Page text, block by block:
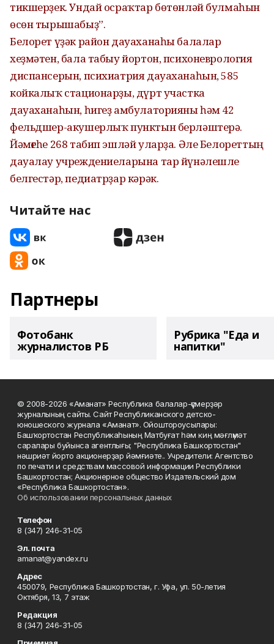
тикшерҙек. Ундай осраҡтар бөтөнләй булмаһын
өсөн тырышабыҙ”.
Белорет үҙәк район дауаханаһы балалар
хеҙмәтен, бала табыу йортон, психоневрология
диспансерын, психиатрия дауаханаһын, 585
койкалыҡ стационарҙы, дүрт участка
дауаханаһын, һигеҙ амбулаторияны һәм 42
фельдшер-акушерлыҡ пунктын берләштерә.
Йәмғеһе 268 табип эшләй уларҙа. Әле Белореттың
дауалау учреждениеларына тар йүнәлешле
белгестәр, педиатрҙар кәрәк.
Читайте нас
Партнеры
Фотобанк
журналистов РБ
Рубрика "Еда и
напитки"
© 2008-2026 «Аманат» Республика балалар-үҫмерҙәр
журналының сайты. Сайт Республиканского детско-
юношеского журнала «Аманат». Ойоштороусылары:
Башҡортостан Республикаһының Матбуғат һәм киң мәғлүмәт
саралары буйынса агентлығы; "Республика Башкортостан"
нәшриәт йорто акционерҙар йәмғиәте.. Учредители: Агентство
по печати и средствам массовой информации Республики
Башкортостан; Акционерное общество Издательский дом
«Республика Башкортостан».
Об использовании персональных данных
Телефон
8 (347) 246-31-05
Эл. почта
amanat@yandex.ru
Адрес
450079, Республика Башкортостан, г. Уфа, ул. 50-летия
Октября, 13, 7 этаж
Редакция
8 (347) 246-31-05